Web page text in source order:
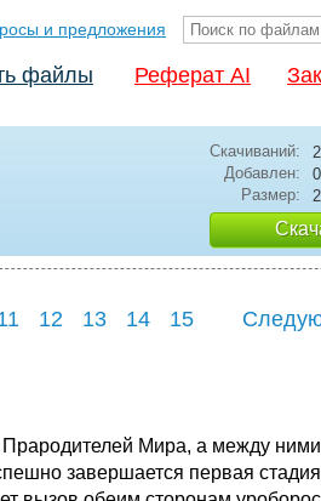
и предложения
файлы Реферат AI
Скачиваний:
Добавлен:
Размер:
12 13 14
15
Мира, а между ними
завершается первая